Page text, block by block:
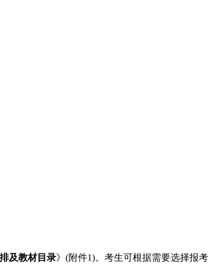
及教材目录》(附件1)。考生可根据需要选择报考